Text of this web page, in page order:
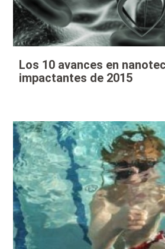
Los 10 avances en
impactantes de 2015